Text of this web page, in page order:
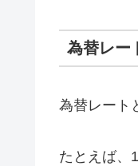
為替レー
為替レート
たとえば、